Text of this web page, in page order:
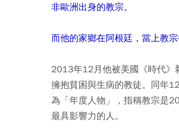
非歐洲出身的教宗。
而他的家鄉在阿根廷，當上教
2013年12月他被美國《時代》
擁抱貧困與生病的教徒。同年
為「年度人物」，指稱教宗是
最具影響力的人。